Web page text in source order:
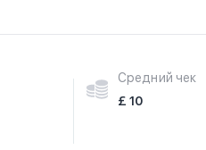
Средний чек
£ 10